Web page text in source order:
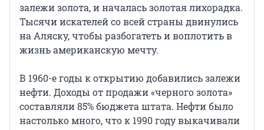
залежи золота, и началась золотая лихорадка.
Тысячи искателей со всей страны двинулись
на Аляску, чтобы разбогатеть и воплотить в
жизнь американскую мечту.
В 1960-е годы к открытию добавились залежи
нефти. Доходы от продажи «черного золота»
составляли 85% бюджета штата. Нефти было
настолько много, что к 1990 году выкачивали